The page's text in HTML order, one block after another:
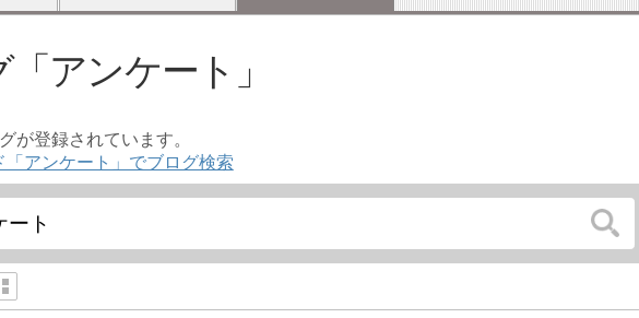
アンケート
が登録されています。
「アンケート」でブログ検索